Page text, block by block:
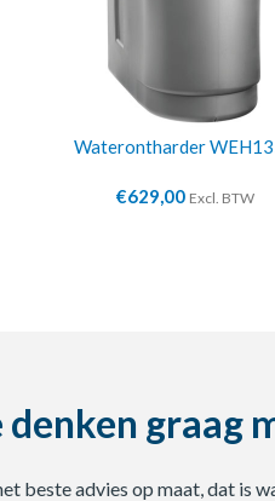
Waterontharder
€629,00 Excl. BTW
denken graag
beste advies op maat, dat is